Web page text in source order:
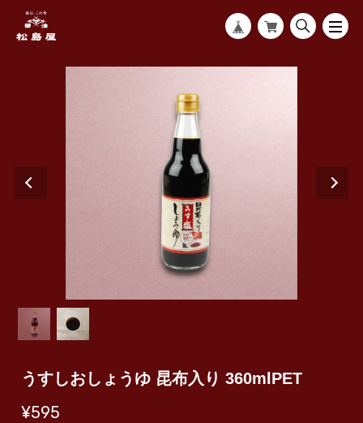
うすしおしょうゆ 昆布入り 360mlPET
¥595